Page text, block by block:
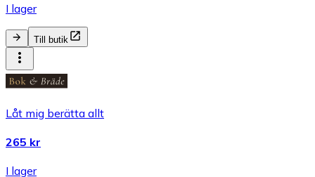
I lager
Till butik
Låt mig berätta allt
265 kr
I lager